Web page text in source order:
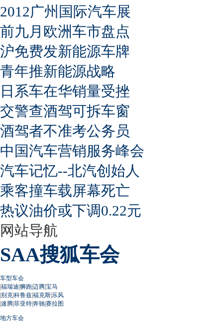
2012广州国际汽车展
前九月欧洲车市盘点
沪免费发新能源车牌
青年推新能源战略
日系车在华销量受挫
交警查酒驾可拆车窗
酒驾者不准考公务员
中国汽车营销服务峰会
汽车记忆--北汽创始人
乘客撞车载屏幕死亡
热议油价或下调0.22元
网站导航
SAA搜狐车会
车型车会
|福瑞迪|狮跑|迈腾|宝马
|别克|科鲁兹|福克斯|乐风
|速腾|菲亚特|奔驰|赛拉图
地方车会